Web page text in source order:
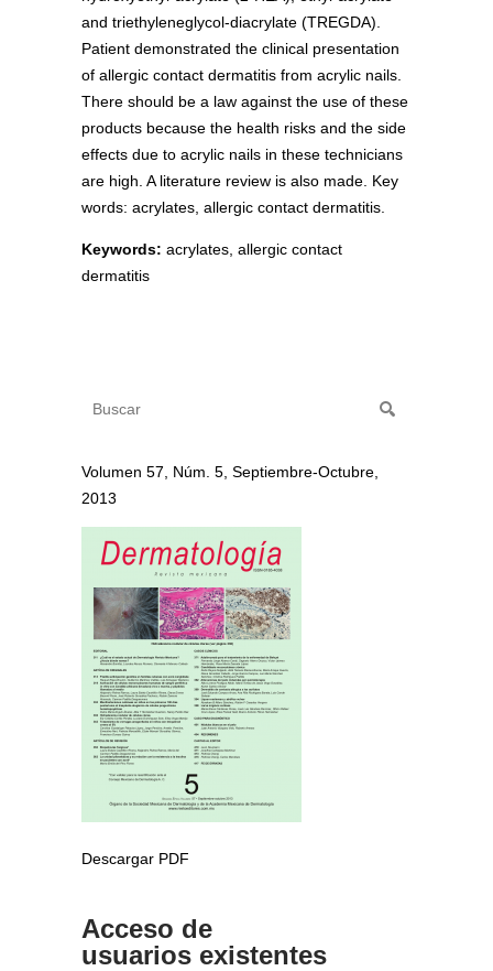
and triethyleneglycol-diacrylate (TREGDA).
Patient demonstrated the clinical presentation
of allergic contact dermatitis from acrylic nails.
There should be a law against the use of these
products because the health risks and the side
effects due to acrylic nails in these technicians
are high. A literature review is also made. Key
words: acrylates, allergic contact dermatitis.
Keywords: acrylates, allergic contact
dermatitis
Volumen 57, Núm. 5, Septiembre-Octubre,
2013
Descargar PDF
Acceso de
usuarios existentes